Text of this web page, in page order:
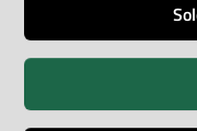
Privacy